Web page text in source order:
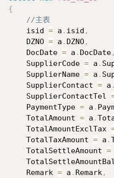
{
//主表
isid
= a . isid ,
DZNO
= a . DZNO,
DocDate
= a . DocDate,
SupplierCode
= a .
SupplierName
= a .
SupplierContact
= a .
SupplierContactTel
PaymentType
= a .
TotalAmount
= a .
TotalAmountExclTax
TotalTaxAmount
= a .
TotalSettleAmount
=
Remark
= a . Remark,